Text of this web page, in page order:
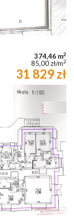
374,46 m2
85,00 zł/m2
31 829 zł